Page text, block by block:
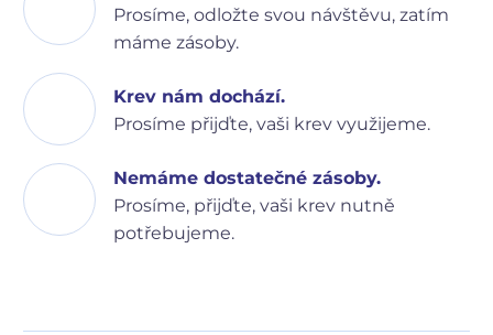
Prosíme, odložte svou návštěvu, zatím
máme zásoby.
Krev nám dochází.
Prosíme přijďte, vaši krev využijeme.
Nemáme dostatečné zásoby.
Prosíme, přijďte, vaši krev nutně
potřebujeme.